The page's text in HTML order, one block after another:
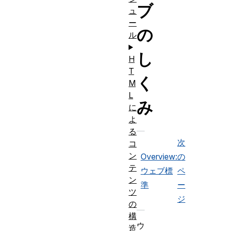
ブ
の
し
く
み
Overview:
ウェブ標
準
次
の
ペ
ー
ジ
ウ
ュ
ー
ル
H
T
M
L
に
よ
る
コ
ン
テ
ン
ツ
の
構
造